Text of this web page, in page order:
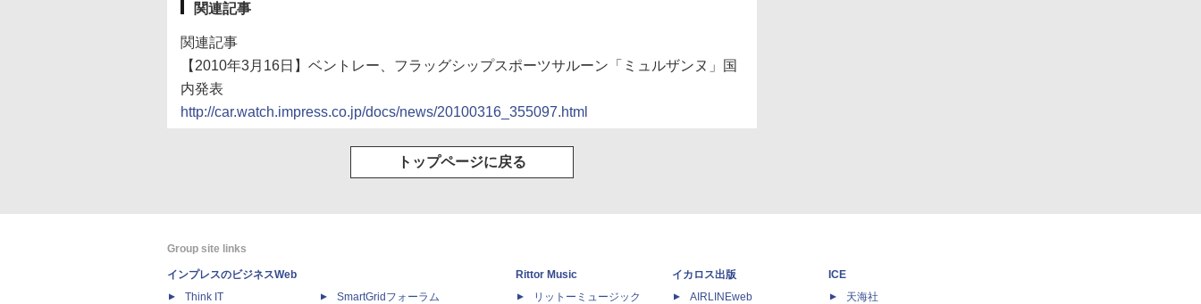
関連記事
関連記事
【2010年3月16日】ベントレー、フラッグシップスポーツサルーン「ミュルザンヌ」国
内発表
http://car.watch.impress.co.jp/docs/news/20100316_355097.html
トップページに戻る
Group site links
インプレスのビジネスWeb
Think IT
SmartGridフォーラム
Rittor Music
リットーミュージック
イカロス出版
AIRLINEweb
ICE
天海社